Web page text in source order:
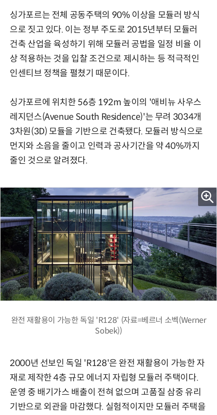
싱가포르는 전체 공동주택의 90% 이상을 모듈러 방식
으로 짓고 있다. 이는 정부 주도로 2015년부터 모듈러
건축 산업을 육성하기 위해 모듈러 공법을 일정 비율 이
상 적용하는 것을 입찰 조건으로 제시하는 등 적극적인
인센티브 정책을 펼쳤기 때문이다.
싱가포르에 위치한 56층 192m 높이의 '애비뉴 사우스
레지던스(Avenue South Residence)'는 무려 3034개
3차원(3D) 모듈을 기반으로 건축됐다. 모듈러 방식으로
먼지와 소음을 줄이고 인력과 공사기간을 약 40%까지
줄인 것으로 알려졌다.
완전 재활용이 가능한 독일 'R128' (자료=베르너 소벡(Werner
Sobek))
2000년 선보인 독일 'R128'은 완전 재활용이 가능한 자
재로 제작한 4층 규모 에너지 자립형 모듈러 주택이다.
운영 중 배기가스 배출이 전혀 없으며 고품질 삼중 유리
기반으로 외관을 마감했다. 실험적이지만 모듈러 주택을